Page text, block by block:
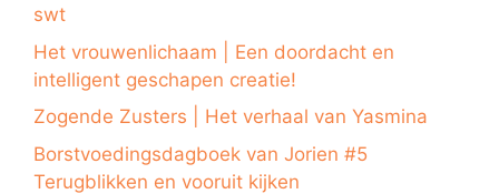
swt
Het vrouwenlichaam | Een doordacht en
intelligent geschapen creatie!
Zogende Zusters | Het verhaal van Yasmina
Borstvoedingsdagboek van Jorien #5
Terugblikken en vooruit kijken